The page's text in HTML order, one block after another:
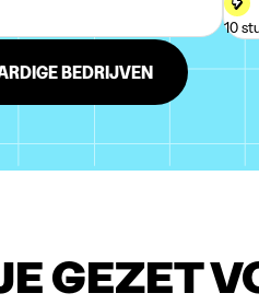
10
BEDRIJVEN
GEZET